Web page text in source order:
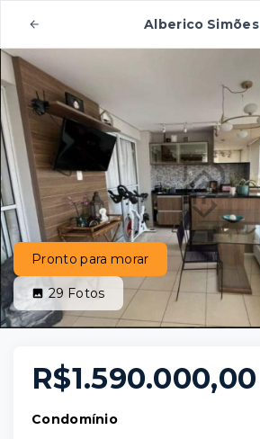
Alberico Simões
Pronto para morar
29 Fotos
R$1.590.000,00
Condomínio